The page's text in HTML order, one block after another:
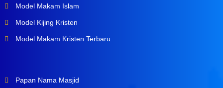
Model Makam Islam
Model Kijing Kristen
Model Makam Kristen Terbaru
Papan Nama Masjid